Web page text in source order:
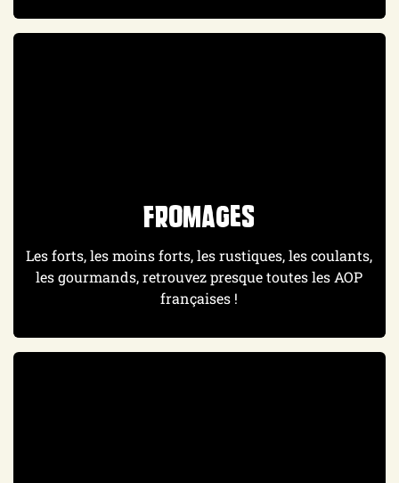
Fromages
Les forts, les moins forts, les rustiques, les coulants,
les gourmands, retrouvez presque toutes les AOP
françaises !